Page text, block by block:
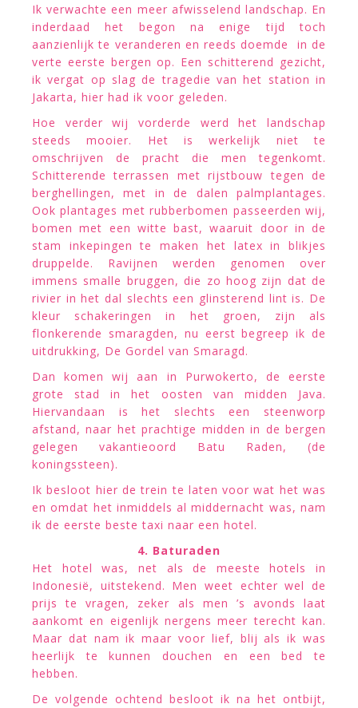
Ik verwachte een meer afwisselend landschap. En
inderdaad het begon na enige tijd toch
aanzienlijk te veranderen en reeds doemde in de
verte eerste bergen op. Een schitterend gezicht,
ik vergat op slag de tragedie van het station in
Jakarta, hier had ik voor geleden.
Hoe verder wij vorderde werd het landschap
steeds mooier. Het is werkelijk niet te
omschrijven de pracht die men tegenkomt.
Schitterende terrassen met rijstbouw tegen de
berghellingen, met in de dalen palmplantages.
Ook plantages met rubberbomen passeerden wij,
bomen met een witte bast, waaruit door in de
stam inkepingen te maken het latex in blikjes
druppelde. Ravijnen werden genomen over
immens smalle bruggen, die zo hoog zijn dat de
rivier in het dal slechts een glinsterend lint is. De
kleur schakeringen in het groen, zijn als
flonkerende smaragden, nu eerst begreep ik de
uitdrukking, De Gordel van Smaragd.
Dan komen wij aan in Purwokerto, de eerste
grote stad in het oosten van midden Java.
Hiervandaan is het slechts een steenworp
afstand, naar het prachtige midden in de bergen
gelegen vakantieoord Batu Raden, (de
koningssteen).
Ik besloot hier de trein te laten voor wat het was
en omdat het inmiddels al middernacht was, nam
ik de eerste beste taxi naar een hotel.
4. Baturaden
Het hotel was, net als de meeste hotels in
Indonesië, uitstekend. Men weet echter wel de
prijs te vragen, zeker als men ’s avonds laat
aankomt en eigenlijk nergens meer terecht kan.
Maar dat nam ik maar voor lief, blij als ik was
heerlijk te kunnen douchen en een bed te
hebben.
De volgende ochtend besloot ik na het ontbijt,